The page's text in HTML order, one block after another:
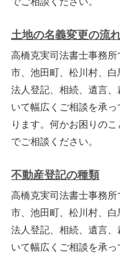
土地の名義変更の流
高橋克実司法書士事務所
市、池田町、松川村、
法人登記、相続、遺言
いて幅広くご相談を承
ります。何かお困りの
でご相談ください。
不動産登記の種類
高橋克実司法書士事務所
市、池田町、松川村、
法人登記、相続、遺言
いて幅広くご相談を承